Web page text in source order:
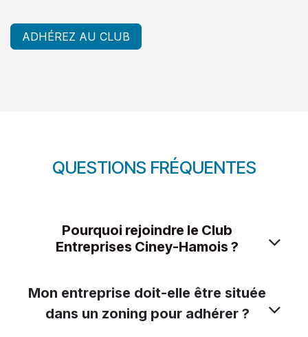
ADHÉREZ AU CLUB
QUESTIONS FRÉQUENTES
Pourquoi rejoindre le Club
Entreprises Ciney-Hamois ?
Mon entreprise doit-elle être située
dans un zoning pour adhérer ?